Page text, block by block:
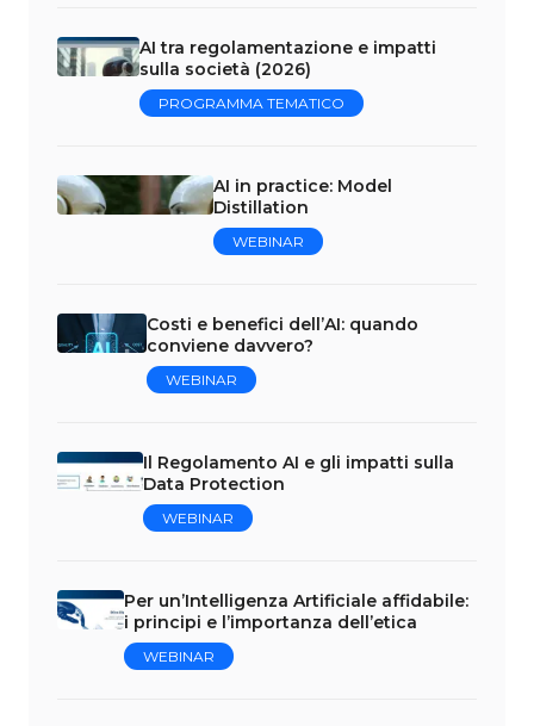
AI tra regolamentazione e impatti
sulla società (2026)
PROGRAMMA TEMATICO
AI in practice: Model
Distillation
WEBINAR
Costi e benefici dell’AI: quando
conviene davvero?
WEBINAR
Il Regolamento AI e gli impatti sulla
Data Protection
WEBINAR
Per un’Intelligenza Artificiale affidabile:
i principi e l’importanza dell’etica
WEBINAR